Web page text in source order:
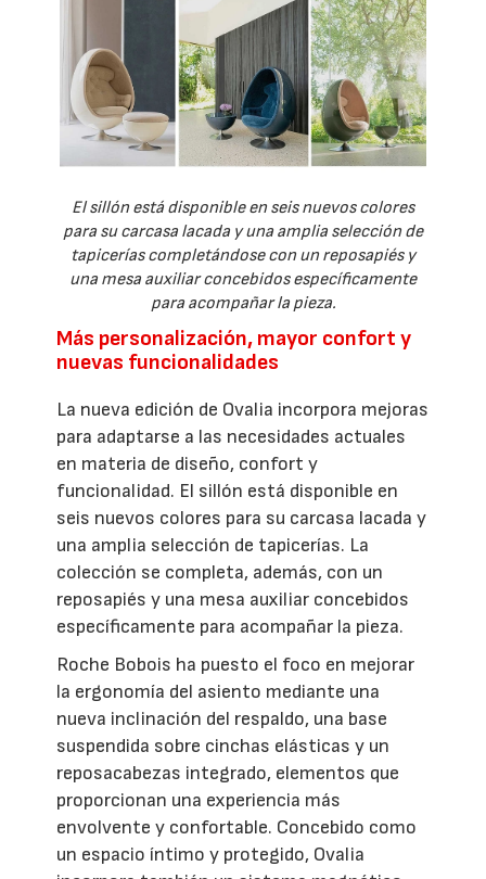
El sillón está disponible en seis nuevos colores
para su carcasa lacada y una amplia selección de
tapicerías completándose con un reposapiés y
una mesa auxiliar concebidos específicamente
para acompañar la pieza.
Más personalización, mayor confort y
nuevas funcionalidades
La nueva edición de Ovalia incorpora mejoras
para adaptarse a las necesidades actuales
en materia de diseño, confort y
funcionalidad. El sillón está disponible en
seis nuevos colores para su carcasa lacada y
una amplia selección de tapicerías. La
colección se completa, además, con un
reposapiés y una mesa auxiliar concebidos
específicamente para acompañar la pieza.
Roche Bobois ha puesto el foco en mejorar
la ergonomía del asiento mediante una
nueva inclinación del respaldo, una base
suspendida sobre cinchas elásticas y un
reposacabezas integrado, elementos que
proporcionan una experiencia más
envolvente y confortable. Concebido como
un espacio íntimo y protegido, Ovalia